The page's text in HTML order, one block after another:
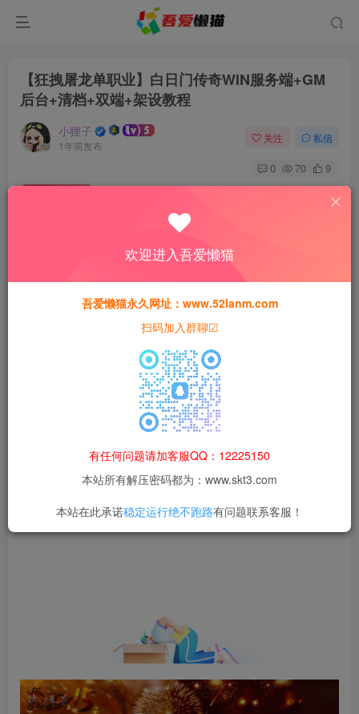
【狂拽屠龙单职业】白日门传奇WIN服务端+GM
后台+清档+双端+架设教程
小狸子
1年前发布
关注 私信
0 70 9
此内容为免费资源，请登录后查看
登录查看
载后24h内删除，谢谢合作！
本站资源仅用于学习交流，禁止商业运营与违法、侵权
等非法行为；资源下载后请于 24 小时内删除，违规后
果由使用者自行承担。
欢迎进入吾爱懒猫
吾爱懒猫永久网址：www.52lanm.com
扫码加入群聊☑
有任何问题请加客服QQ：12225150
本站所有解压密码都为：www.skt3.com
本站在此承诺稳定运行绝不跑路有问题联系客服！